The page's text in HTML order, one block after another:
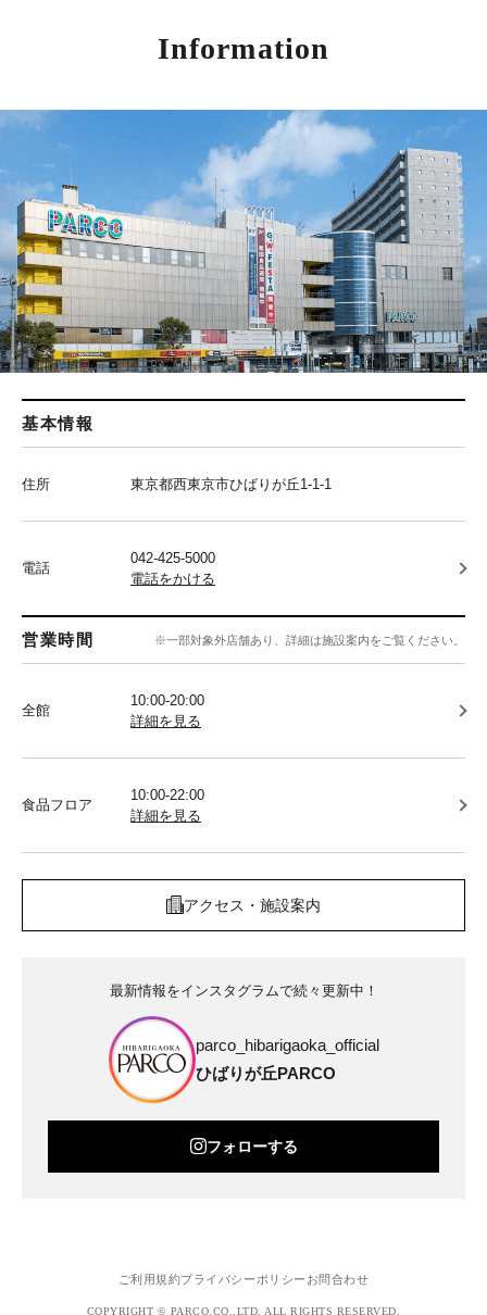
Information
基本情報
住所 東京都西東京市ひばりが丘1-1-1
電話
042-425-5000
電話をかける
営業時間 ※一部対象外店舗あり、詳細は施設案内をご覧ください。
全館
10:00-20:00
詳細を見る
食品フロア
10:00-22:00
詳細を見る
アクセス・施設案内
最新情報をインスタグラムで続々更新中！
parco_hibarigaoka_official
ひばりが丘PARCO
フォローする
ご利用規約プライバシーポリシー お問合わせ
COPYRIGHT © PARCO.CO.,LTD. ALL RIGHTS RESERVED.